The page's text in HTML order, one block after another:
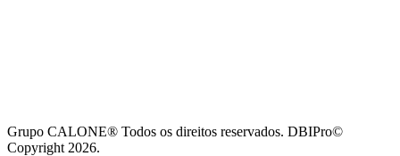
Grupo CALONE® Todos os direitos reservados. DBIPro©
Copyright 2026.